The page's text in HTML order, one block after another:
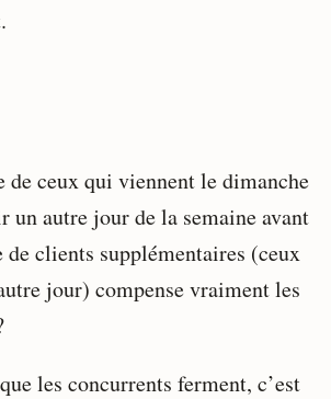
ceux qui viennent le dimanche
un autre jour de la semaine avant
clients supplémentaires (ceux
jour) compense vraiment les
les concurrents ferment, c’est